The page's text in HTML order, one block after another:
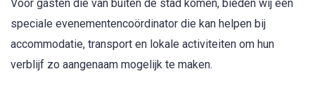
Voor gasten die van buiten de stad komen, bieden wij een
speciale evenementencoördinator die kan helpen bij
accommodatie, transport en lokale activiteiten om hun
verblijf zo aangenaam mogelijk te maken.